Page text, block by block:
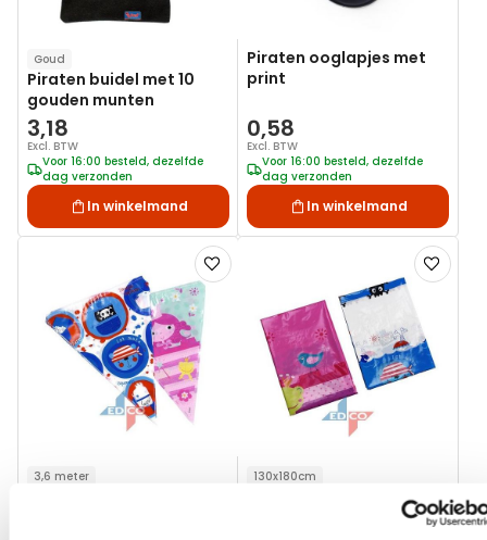
Goud
Piraten buidel met 10
gouden munten
3,18
Excl. BTW
Voor 16:00 besteld, dezelfde
dag verzonden
In winkelmand
Piraten ooglapjes met
print
0,58
Excl. BTW
Voor 16:00 besteld, dezelfde
dag verzonden
In winkelmand
Voeg
toe
aan
verlanglijst
3,6 meter
Voeg
toe
130x180cm
Blauw tafelkleed voor de